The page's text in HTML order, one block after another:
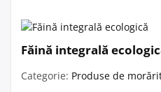
Făină integrală
Categorie: Produse de